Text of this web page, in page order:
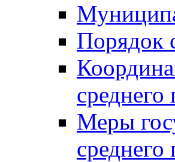
Порядок
среднего
Меры
среднего